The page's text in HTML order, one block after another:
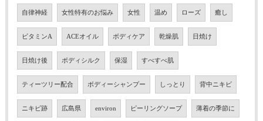
自律神経 女性特有のお悩み 女性 温め ローズ 癒し
ビタミンA ACEオイル ボディケア 乾燥肌 日焼け
日焼け後 ボディシルク 保湿 すべすべ肌
ティーツリー配合 ボディーシャンプー しっとり 背中ニキビ
ニキビ跡 広島県 environ ピーリングソープ 薄着の季節に